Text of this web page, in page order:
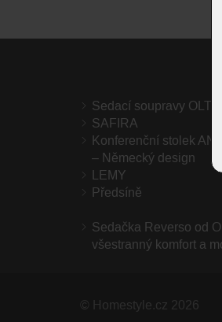
Sedací soupravy OLTA
SAFIRA
Konferenční stolek
– Německý design
LEMY
Předsíně
Sedačka Reverso od
všestranný komfort a
© Homestyle.cz 2026